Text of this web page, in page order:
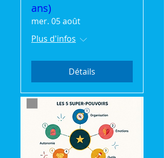
ans)
mer. 05 août
Plus d'infos
Détails